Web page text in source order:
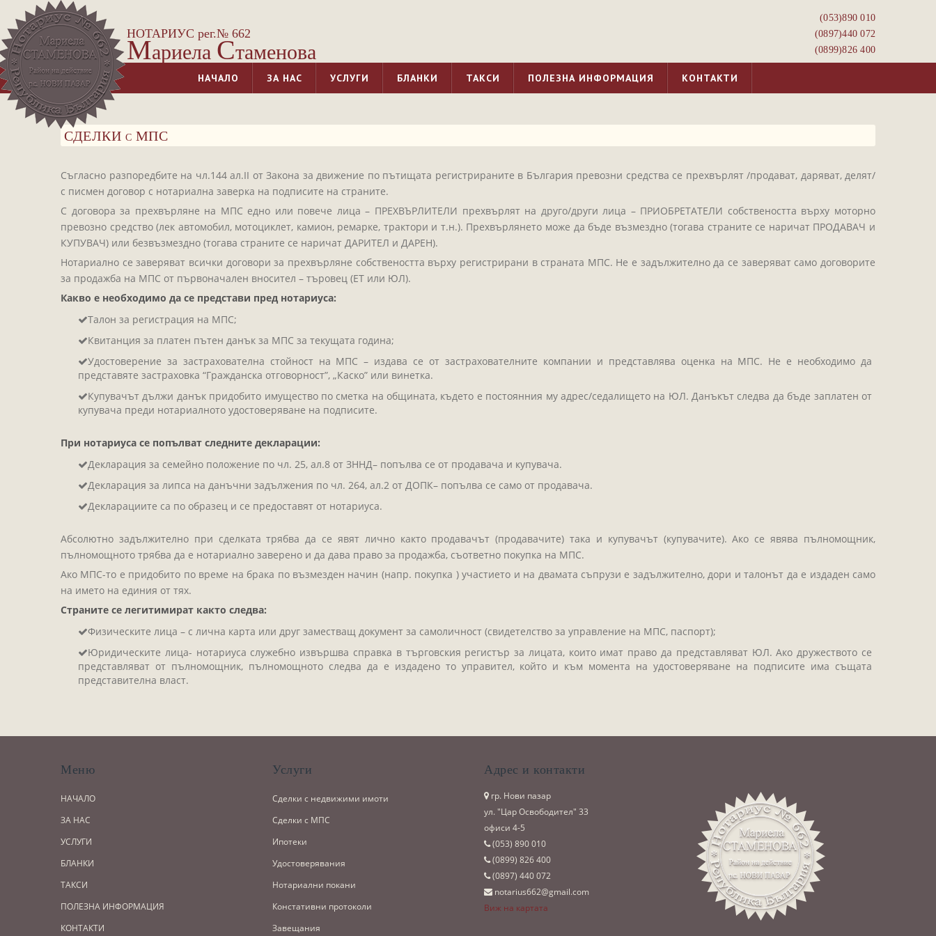
НОТАРИУС рег.№ 662
Мариела Стаменова
(053)­890 010
(0897)­440 072
(0899)­826 400
НАЧАЛО ЗА НАС УСЛУГИ БЛАНКИ ТАКСИ ПОЛЕЗНА ИНФОРМАЦИЯ КОНТАКТИ
СДЕЛКИ с МПС
Съгласно разпоредбите на чл.144 ал.ІІ от Закона за движение по пътищата регистрираните в България превозни средства се прехвърлят /продават, даряват, делят/
с писмен договор с нотариална заверка на подписите на страните.
С договора за прехвърляне на МПС едно или повече лица – ПРЕХВЪРЛИТЕЛИ прехвърлят на друго/други лица – ПРИОБРЕТАТЕЛИ собствеността върху моторно
превозно средство (лек автомобил, мотоциклет, камион, ремарке, трактори и т.н.). Прехвърлянето може да бъде възмездно (тогава страните се наричат ПРОДАВАЧ и
КУПУВАЧ) или безвъзмездно (тогава страните се наричат ДАРИТЕЛ и ДАРЕН).
Нотариално се заверяват всички договори за прехвърляне собствеността върху регистрирани в страната МПС. Не е задължително да се заверяват само договорите
за продажба на МПС от първоначален вносител – търовец (ЕТ или ЮЛ).
Какво е необходимо да се представи пред нотариуса:
Талон за регистрация на МПС;
Квитанция за платен пътен данък за МПС за текущата година;
Удостоверение за застрахователна стойност на МПС – издава се от застрахователните компании и представлява оценка на МПС. Не е необходимо да
представяте застраховка “Гражданска отговорност”, „Каско” или винетка.
Купувачът дължи данък придобито имущество по сметка на общината, където е постоянния му адрес/седалището на ЮЛ. Данъкът следва да бъде заплатен от
купувача преди нотариалното удостоверяване на подписите.
При нотариуса се попълват следните декларации:
Декларация за семейно положение по чл. 25, ал.8 от ЗННД– попълва се от продавача и купувача.
Декларация за липса на данъчни задължения по чл. 264, ал.2 от ДОПК– попълва се само от продавача.
Декларациите са по образец и се предоставят от нотариуса.
Абсолютно задължително при сделката трябва да се явят лично както продавачът (продавачите) така и купувачът (купувачите). Ако се явява пълномощник,
пълномощното трябва да е нотариално заверено и да дава право за продажба, съответно покупка на МПС.
Ако МПС-то е придобито по време на брака по възмезден начин (напр. покупка ) участието и на двамата съпрузи е задължително, дори и талонът да е издаден само
на името на единия от тях.
Страните се легитимират както следва:
Физическите лица – с лична карта или друг заместващ документ за самоличност (свидетелство за управление на МПС, паспорт);
Юридическите лица- нотариуса служебно извършва справка в търговския регистър за лицата, които имат право да представляват ЮЛ. Ако дружеството се
представляват от пълномощник, пълномощното следва да е издадено то управител, който и към момента на удостоверяване на подписите има същата
представителна власт.
Меню
НАЧАЛО
ЗА НАС
УСЛУГИ
БЛАНКИ
ТАКСИ
ПОЛЕЗНА ИНФОРМАЦИЯ
КОНТАКТИ
Услуги
Сделки с недвижими имоти
Сделки с МПС
Ипотеки
Удостоверявания
Нотариални покани
Констативни протоколи
Завещания
Адрес и контакти
гр. Нови пазар
ул. "Цар Освободител" 33
офиси 4-5
(053)­ 890 010
(0899)­ 826 400
(0897)­ 440 072
notarius662@gmail.com
Виж на картата